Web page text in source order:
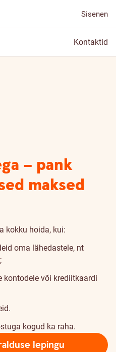
Sisenen
Kontaktid
– pank
maksed
kokku hoida, kui:
oma lähedastele, nt
kontodele või krediitkaardi
kogud ka raha.
lepingu